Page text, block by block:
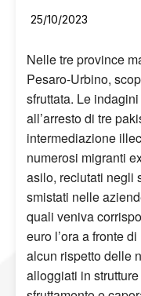
25/10/2023
Nelle tre province
Pesaro-Urbino,
sfruttata. Le
all’arresto di tre
intermediazione
numerosi migranti
asilo, reclutati negli
smistati nelle
quali veniva
euro l’ora a fronte
alcun rispetto delle
alloggiati in strutture